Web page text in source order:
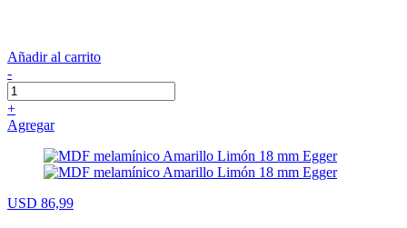
Añadir al carrito
-
+
Agregar
USD 86,99